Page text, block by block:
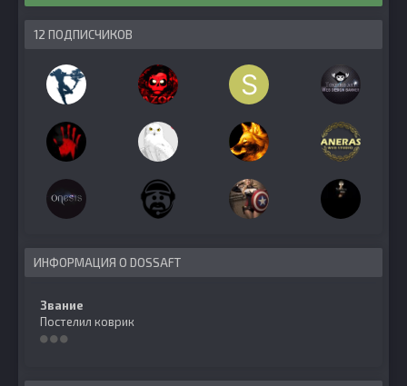
12 ПОДПИСЧИКОВ
ИНФОРМАЦИЯ О DOSSAFT
Звание
Постелил коврик